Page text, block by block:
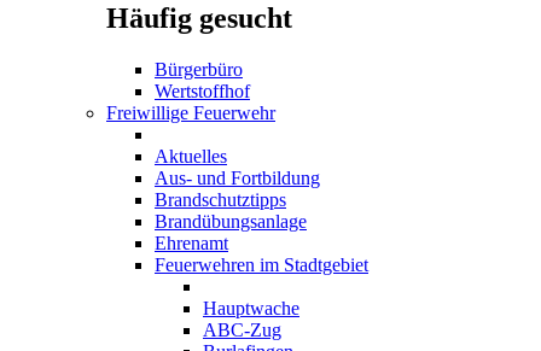
Häufig gesucht
Bürgerbüro
Wertstoffhof
Freiwillige Feuerwehr
Aktuelles
Aus- und Fortbildung
Brandschutztipps
Brandübungsanlage
Ehrenamt
Feuerwehren im Stadtgebiet
Hauptwache
ABC-Zug